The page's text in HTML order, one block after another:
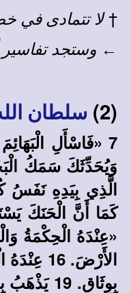
†لا تتمادى في
← وستجد
(2) سلطان